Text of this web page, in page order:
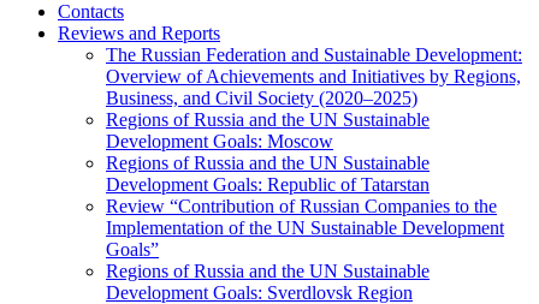
Contacts
Reviews and Reports
The Russian Federation and Sustainable Development:
Overview of Achievements and Initiatives by Regions,
Business, and Civil Society (2020–2025)
Regions of Russia and the UN Sustainable
Development Goals: Moscow
Regions of Russia and the UN Sustainable
Development Goals: Republic of Tatarstan
Review “Contribution of Russian Companies to the
Implementation of the UN Sustainable Development
Goals”
Regions of Russia and the UN Sustainable
Development Goals: Sverdlovsk Region